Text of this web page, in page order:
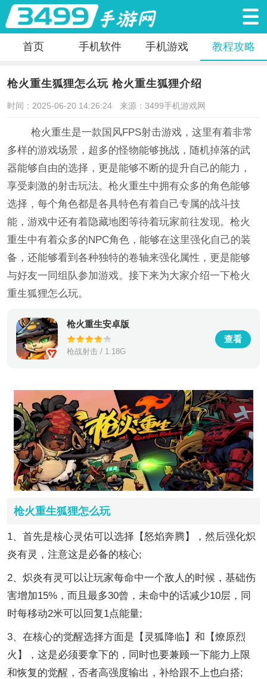
首页 手机软件 手机游戏 教程攻略
枪火重生狐狸怎么玩 枪火重生狐狸介绍
时间：2025-06-20 14:26:24 来源：3499手机游戏网
枪火重生是一款国风FPS射击游戏，这里有着非常
多样的游戏场景，超多的怪物能够挑战，随机掉落的武
器能够自由的选择，更是能够不断的提升自己的能力，
享受刺激的射击玩法。枪火重生中拥有众多的角色能够
选择，每个角色都是各具特色有着自己专属的战斗技
能，游戏中还有着隐藏地图等待着玩家前往发现。枪火
重生中有着众多的NPC角色，能够在这里强化自己的装
备，还能够看到各种独特的卷轴来强化属性，更是能够
与好友一同组队参加游戏。接下来为大家介绍一下枪火
重生狐狸怎么玩。
枪火重生安卓版
枪战射击 / 1.18G
查看
枪火重生狐狸怎么玩
1、首先是核心灵佑可以选择【怒焰奔腾】，然后强化炽
炎有灵，注意这是必备的核心;
2、炽炎有灵可以让玩家每命中一个敌人的时候，基础伤
害增加15%，而且最多30曾，未命中的话减少10层，同
时每移动2米可以回复1点能量;
3、在核心的觉醒选择方面是【灵狐降临】和【燎原烈
火】，这是必须要拿下的，同时也要兼顾一下能力上限
和恢复的觉醒，否者高强度输出，补给跟不上也白搭;